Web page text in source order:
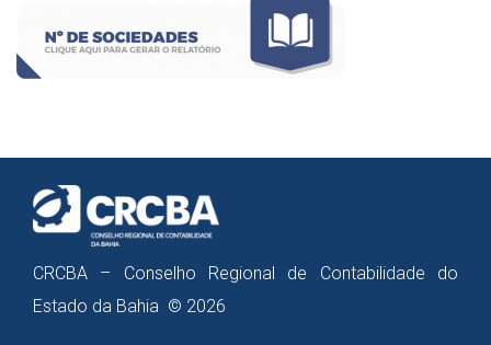
CRCBA – Conselho Regional de Contabilidade do
Estado da Bahia © 2026